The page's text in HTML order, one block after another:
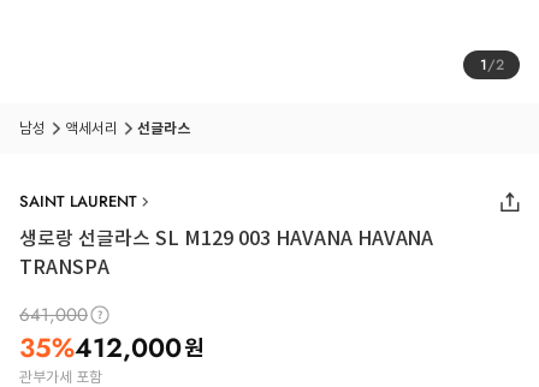
1/2
남성 액세서리 선글라스
SAINT LAURENT
생로랑 선글라스 SL M129 003 HAVANA HAVANA
TRANSPA
641,000
35%412,000원
관부가세 포함